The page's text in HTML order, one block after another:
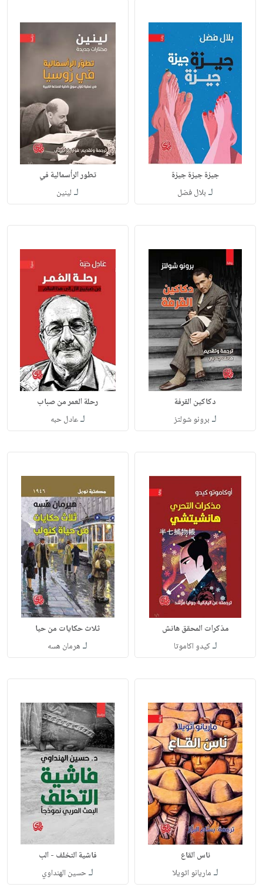
جيزة جيزة جيزة
لـ بلال فضل
تطور الرأسمالية في
لـ لينين
دكاكين القرفة
لـ برونو شولتز
رحلة العمر من صباب
لـعادل حبه
مذكرات المحقق هانش
لـكيدو اكاموتا
ثلاث حكايات من حيا
لـ هرمان هسه
ناس القاع
لـ ماريانو اثويلا
فاشية التخلف - الب
لـحسين الهنداوي